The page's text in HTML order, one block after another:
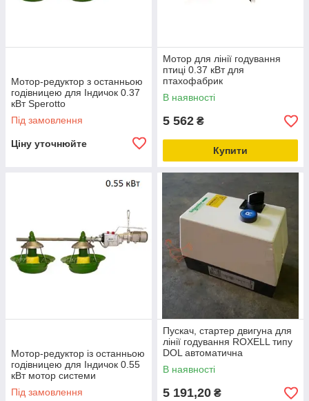
Мотор-редуктор з останньою
годівницею для Індичок 0.37
кВт Sperotto
Під замовлення
Ціну уточнюйте
Мотор для лінії годування
птиці 0.37 кВт для
птахофабрик
В наявності
5 562 ₴
Купити
Мотор-редуктор із останньою
годівницею для Індичок 0.55
кВт мотор системи
годування, подачі корму
Під замовлення
Пускач, стартер двигуна для
лінії годування ROXELL типу
DOL автоматична
кормороздача для свиней і
птахів
В наявності
5 191,20 ₴